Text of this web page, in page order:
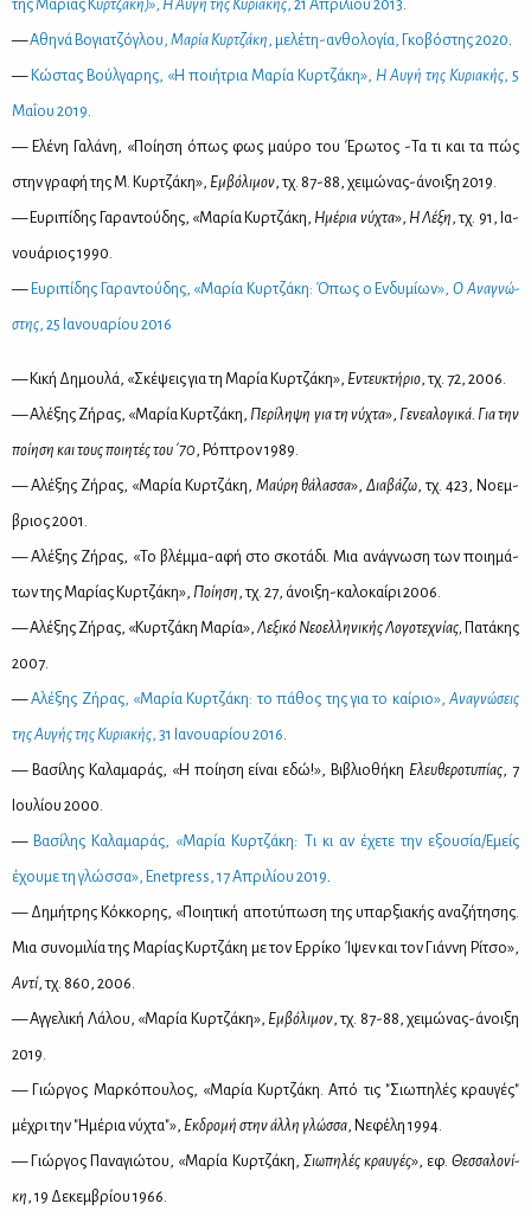
της Μα­ρί­ας Κυρ­τζά­κη)», Η Αυ­γή της Κυ­ρια­κής, 21 Απρι­λί­ου 2013.
—Αθη­νά Βο­για­τζό­γλου, Μα­ρία Κυρ­τζά­κη, με­λέ­τη-αν­θο­λο­γία, Γκο­βό­στης 2020.
— Κώ­στας Βούλ­γα­ρης, «Η ποι­ή­τρια Μα­ρία Κυρ­τζά­κη», Η Αυ­γή της Κυ­ρια­κής, 5
Μα­ΐ­ου 2019.
— Ελέ­νη Γα­λά­νη, «Ποί­η­ση όπως φως μαύ­ρο του Έρω­τος -Τα τι και τα πώς
στην γρα­φή της Μ. Κυρ­τζά­κη», Εμ­βό­λι­μον, τχ. 87-88, χει­μώ­νας-άνοι­ξη 2019.
— Ευ­ρι­πί­δης Γα­ρα­ντού­δης, «Μα­ρία Κυρ­τζά­κη, Ημέ­ρια νύ­χτα», Η Λέ­ξη, τχ. 91, Ια­
νουά­ριος 1990.
— Ευ­ρι­πί­δης Γα­ρα­ντού­δης, «Μα­ρία Κυρ­τζά­κη: Όπως ο Εν­δυ­μί­ων»,Ο Ανα­γνώ­
στης, 25 Ια­νουα­ρί­ου 2016
— Κι­κή Δη­μου­λά, «Σκέ­ψεις για τη Μα­ρία Κυρ­τζά­κη», Εντευ­κτή­ριο, τχ. 72, 2006.
— Αλέ­ξης Ζή­ρας, «Μα­ρία Κυρ­τζά­κη, Πε­ρί­λη­ψη για τη νύ­χτα», Γε­νε­α­λο­γι­κά. Για την
ποί­η­ση και τους ποι­η­τές του ΄70, Ρό­πτρον 1989.
— Αλέ­ξης Ζή­ρας, «Μα­ρία Κυρ­τζά­κη, Μαύ­ρη θά­λασ­σα»,Δια­βά­ζω, τχ. 423, Νο­εμ­
βριος 2001.
— Αλέ­ξης Ζή­ρας, «Το βλέμ­μα-αφή στο σκο­τά­δι. Μια ανά­γνω­ση των ποι­η­μά­
των της Μα­ρί­ας Κυρ­τζά­κη», Ποί­η­ση, τχ. 27, άνοι­ξη-κα­λο­καί­ρι 2006.
— Αλέ­ξης Ζή­ρας, «Κυρ­τζά­κη Μα­ρία», Λε­ξι­κό Νε­ο­ελ­λη­νι­κής Λο­γο­τε­χνί­ας, Πα­τά­κης
2007.
—Αλέ­ξης Ζή­ρας, «Μα­ρία Κυρ­τζά­κη: το πά­θος της για το καί­ριο»,Ανα­γνώ­σεις
της Αυ­γής της Κυ­ρια­κής, 31 Ια­νουα­ρί­ου 2016.
— Βα­σί­λης Κα­λα­μα­ράς, «Η ποί­η­ση εί­ναι εδώ!», Βι­βλιο­θή­κη Ελευ­θε­ρο­τυ­πί­ας, 7
Ιου­λί­ου 2000.
— Βα­σί­λης Κα­λα­μα­ράς, «Μα­ρία Κυρ­τζά­κη: Τι κι αν έχε­τε την εξου­σία/Εμείς
έχου­με τη γλώσ­σα», Enetpress, 17 Απρι­λί­ου 2019.
— Δη­μή­τρης Κόκ­κο­ρης, «Ποι­η­τι­κή απο­τύ­πω­ση της υπαρ­ξια­κής ανα­ζή­τη­σης.
Μια συ­νο­μι­λία της Μα­ρί­ας Κυρ­τζά­κη με τον Ερ­ρί­κο Ίψεν και τον Γιάν­νη Ρί­τσο»,
Αντί, τχ. 860, 2006.
— Αγ­γε­λι­κή Λά­λου, «Μα­ρία Κυρ­τζά­κη», Εμ­βό­λι­μον, τχ. 87-88, χει­μώ­νας-άνοι­ξη
2019.
— Γιώρ­γος Μαρ­κό­που­λος, «Μα­ρία Κυρ­τζά­κη. Από τις "Σιω­πη­λές κραυ­γές"
μέ­χρι την "Ημέ­ρια νύ­χτα"», Εκ­δρο­μή στην άλ­λη γλώσ­σα, Νε­φέ­λη 1994.
— Γιώρ­γος Πα­να­γιώ­του, «Μα­ρία Κυρ­τζά­κη, Σιω­πη­λές κραυ­γές», εφ. Θεσ­σα­λο­νί­
κη, 19 Δε­κεμ­βρί­ου 1966.